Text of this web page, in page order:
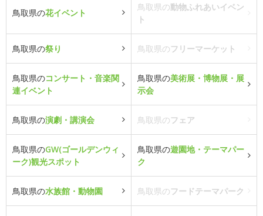
鳥取県の花イベント
鳥取県の動物ふれあいイベン
ト
鳥取県の祭り 鳥取県のフリーマーケット
鳥取県のコンサート・音楽関
連イベント
鳥取県の美術展・博物展・展
示会
鳥取県の演劇・講演会 鳥取県のフェア
鳥取県のGW(ゴールデンウィ
ーク)観光スポット
鳥取県の遊園地・テーマパー
ク
鳥取県の水族館・動物園 鳥取県のフードテーマパーク